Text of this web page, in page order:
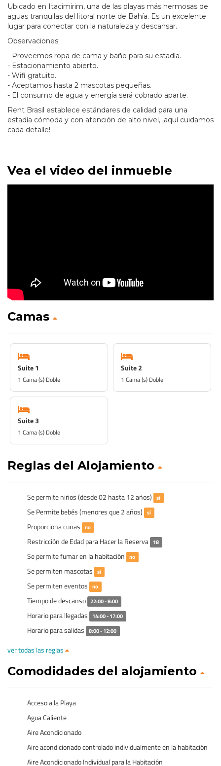
Ubicado en Itacimirim, una de las playas más hermosas de
aguas tranquilas del litoral norte de Bahía. Es un excelente
lugar para conectar con la naturaleza y descansar.
Observaciones:
- Proveemos ropa de cama y baño para su estadía.
- Estacionamiento abierto.
- Wifi gratuito.
- Aceptamos hasta 2 mascotas pequeñas.
- El consumo de agua y energía será cobrado aparte.
Rent Brasil establece estándares de calidad para una
estadía cómoda y con atención de alto nivel, ¡aquí cuidamos
cada detalle!
Vea el video del inmueble
Camas
Suite 1
1 Cama (s) Doble
Suite 2
1 Cama (s) Doble
Suite 3
1 Cama (s) Doble
Reglas del Alojamiento
Se permite niños (desde 02 hasta 12 años) sí
Se Permite bebés (menores que 2 años) sí
Proporciona cunas no
Restricción de Edad para Hacer la Reserva 18
Se permite fumar en la habitación no
Se permiten mascotas sí
Se permiten eventos no
Tiempo de descanso 22:00 - 8:00
Horario para llegadas 14:00 - 17:00
Horario para salidas 8:00 - 12:00
ver todas las reglas
Comodidades del alojamiento
Acceso a la Playa
Agua Caliente
Aire Acondicionado
Aire acondicionado controlado individualmente en la habitación
Aire Acondicionado Individual para la Habitación